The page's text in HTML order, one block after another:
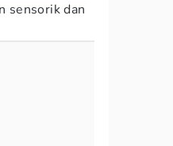
sensorik dan